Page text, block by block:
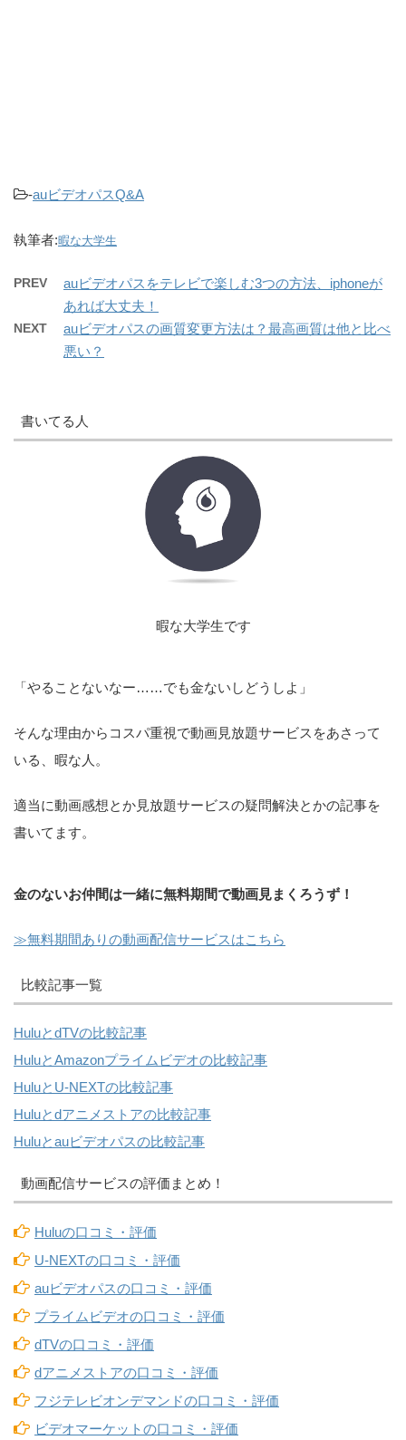
-auビデオパスQ&A
執筆者:暇な大学生
PREV
auビデオパスをテレビで楽しむ3つの方法、iphoneが
あれば大丈夫！
NEXT
auビデオパスの画質変更方法は？最高画質は他と比べ
悪い？
書いてる人
暇な大学生です
「やることないなー……でも金ないしどうしよ」
そんな理由からコスパ重視で動画見放題サービスをあさって
いる、暇な人。
適当に動画感想とか見放題サービスの疑問解決とかの記事を
書いてます。
金のないお仲間は一緒に無料期間で動画見まくろうず！
≫無料期間ありの動画配信サービスはこちら
比較記事一覧
HuluとdTVの比較記事
HuluとAmazonプライムビデオの比較記事
HuluとU-NEXTの比較記事
Huluとdアニメストアの比較記事
Huluとauビデオパスの比較記事
動画配信サービスの評価まとめ！
Huluの口コミ・評価
U-NEXTの口コミ・評価
auビデオパスの口コミ・評価
プライムビデオの口コミ・評価
dTVの口コミ・評価
dアニメストアの口コミ・評価
フジテレビオンデマンドの口コミ・評価
ビデオマーケットの口コミ・評価